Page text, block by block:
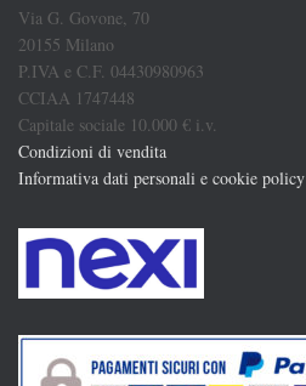
Via G. Govone, 70
20155 Milano
P.IVA e C.F. 04430980963
CCIAA 1747448
Capitale sociale 10.000 € i.v.
Condizioni di vendita
Informativa dati personali e cookie policy